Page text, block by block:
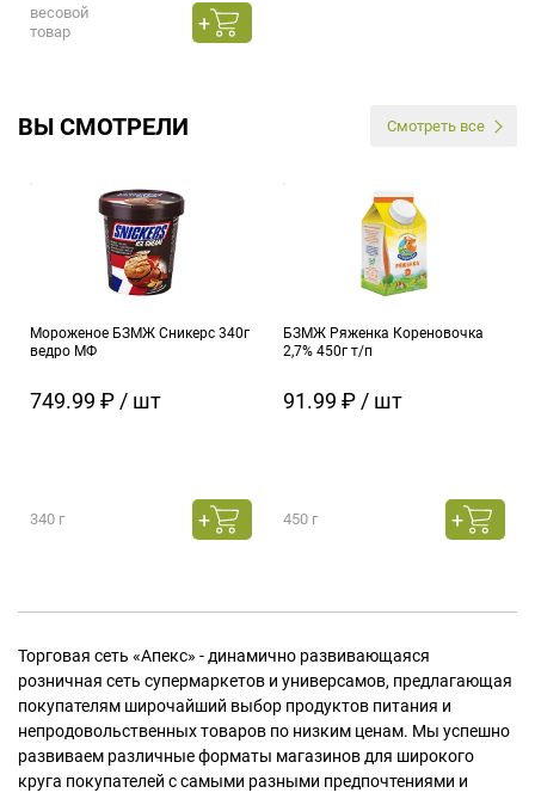
весовой
товар
ВЫ СМОТРЕЛИ Смотреть все
Мороженое БЗМЖ Сникерс 340г
ведро МФ
749.99 ₽ / шт
340 г
БЗМЖ Ряженка Кореновочка
2,7% 450г т/п
91.99 ₽ / шт
450 г
Торговая сеть «Апекс» - динамично развивающаяся
розничная сеть супермаркетов и универсамов, предлагающая
покупателям широчайший выбор продуктов питания и
непродовольственных товаров по низким ценам. Мы успешно
развиваем различные форматы магазинов для широкого
круга покупателей с самыми разными предпочтениями и